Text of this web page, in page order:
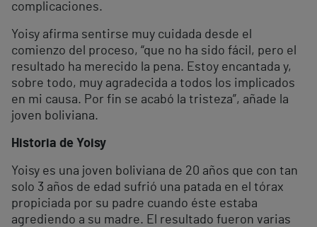
complicaciones.
Yoisy afirma sentirse muy cuidada desde el
comienzo del proceso, “que no ha sido fácil, pero el
resultado ha merecido la pena. Estoy encantada y,
sobre todo, muy agradecida a todos los implicados
en mi causa. Por fin se acabó la tristeza”, añade la
joven boliviana.
Historia de Yoisy
Yoisy es una joven boliviana de 20 años que con tan
solo 3 años de edad sufrió una patada en el tórax
propiciada por su padre cuando éste estaba
agrediendo a su madre. El resultado fueron varias